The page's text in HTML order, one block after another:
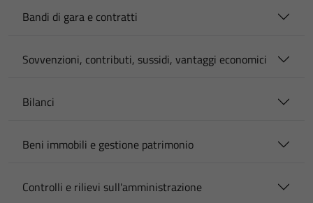
Bandi di gara e contratti
Sovvenzioni, contributi, sussidi, vantaggi economici
Bilanci
Beni immobili e gestione patrimonio
Controlli e rilievi sull'amministrazione